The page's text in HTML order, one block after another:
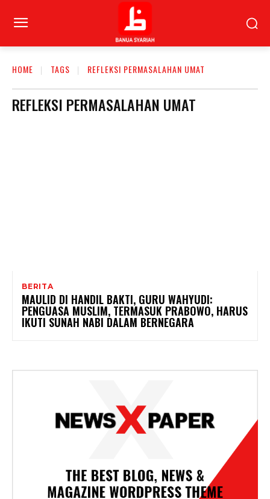
HOME TAGS REFLEKSI PERMASALAHAN UMAT
REFLEKSI PERMASALAHAN UMAT
BERITA
MAULID DI HANDIL BAKTI, GURU WAHYUDI:
PENGUASA MUSLIM, TERMASUK PRABOWO, HARUS
IKUTI SUNAH NABI DALAM BERNEGARA